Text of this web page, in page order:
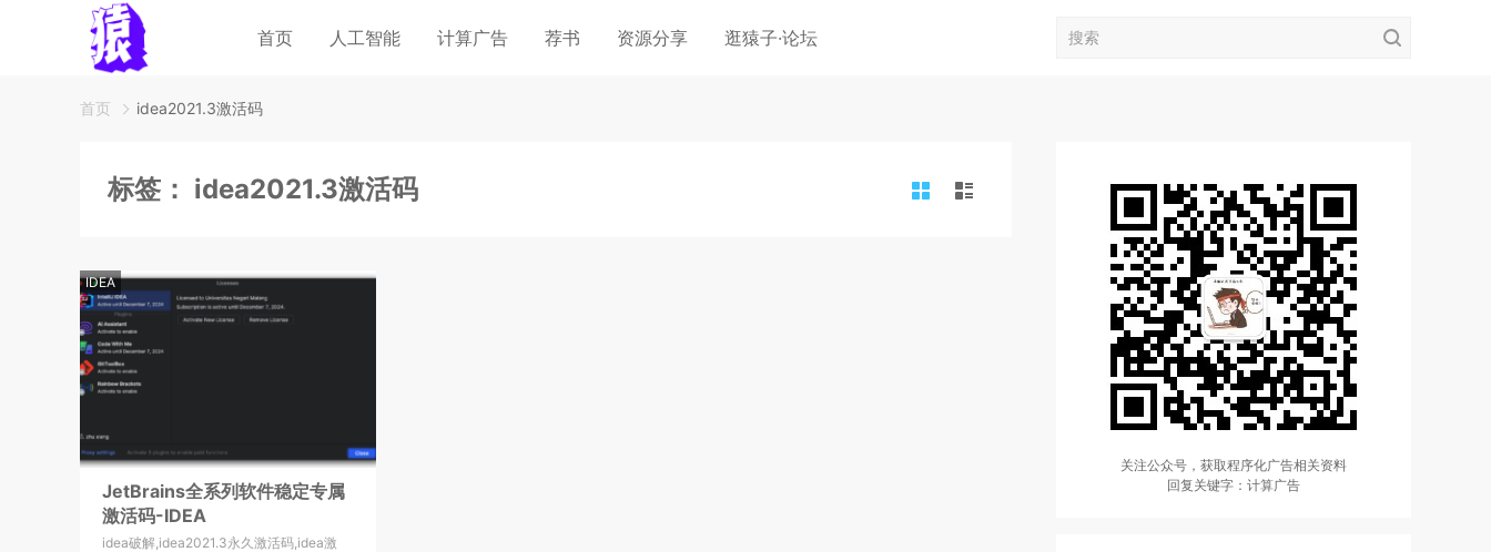
首页 人工智能 计算广告 荐书 资源分享 逛猿子·论坛
首页 idea2021.3激活码
标签： idea2021.3激活码
IDEA
JetBrains全系列软件稳定专属
激活码-IDEA
idea破解,idea2021.3永久激活码,idea激
关注公众号，获取程序化广告相关资料
回复关键字：计算广告